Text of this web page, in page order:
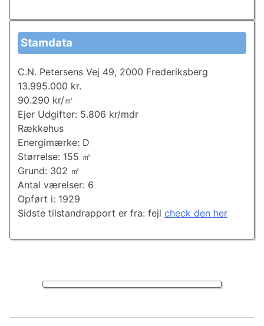
Stamdata
C.N. Petersens Vej 49, 2000 Frederiksberg
13.995.000 kr.
90.290 kr/㎡
Ejer Udgifter: 5.806 kr/mdr
Rækkehus
Energimærke: D
Størrelse: 155 ㎡
Grund: 302 ㎡
Antal værelser: 6
Opført i: 1929
Sidste tilstandrapport er fra: fejl check den her